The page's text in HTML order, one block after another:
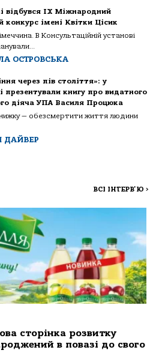
відбувся IX Міжнародний
конкурс імені Квітки Цісик
В Консультаційній установі
ОСТРОВСЬКА
через пів століття»: у
презентували книгу про видатного
діяча УПА Василя Процюка
— обезсмертити життя людини
ДАЙВЕР
ВСІ ІНТЕРВ'Ю >
сторінка розвитку
в повазі до свого